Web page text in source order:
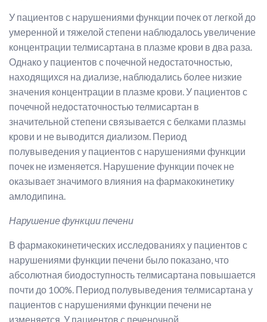
У пациентов с нарушениями функции почек от легкой до
умеренной и тяжелой степени наблюдалось увеличение
концентрации телмисартана в плазме крови в два раза.
Однако у пациентов с почечной недостаточностью,
находящихся на диализе, наблюдались более низкие
значения концентрации в плазме крови. У пациентов с
почечной недостаточностью телмисартан в
значительной степени связывается с белками плазмы
крови и не выводится диализом. Период
полувыведения у пациентов с нарушениями функции
почек не изменяется. Нарушение функции почек не
оказывает значимого влияния на фармакокинетику
амлодипина.
Нарушение функции печени
В фармакокинетических исследованиях у пациентов с
нарушениями функции печени было показано, что
абсолютная биодоступность телмисартана повышается
почти до 100%. Период полувыведения телмисартана у
пациентов с нарушениями функции печени не
изменяется. У пациентов с печеночной